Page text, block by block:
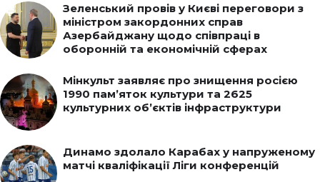
Зеленський провів у Києві переговори з
міністром закордонних справ
Азербайджану щодо співпраці в
оборонній та економічній сферах
Мінкульт заявляє про знищення росією
1990 пам’яток культури та 2625
культурних об’єктів інфраструктури
Динамо здолало Карабах у напруженому
матчі кваліфікації Ліги конференцій